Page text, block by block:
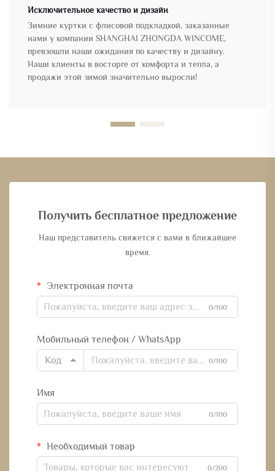
Исключительное качество и дизайн
Зимние куртки с флисовой подкладкой, заказанные
нами у компании SHANGHAI ZHONGDA WINCOME,
превзошли наши ожидания по качеству и дизайну.
Наши клиенты в восторге от комфорта и тепла, а
продажи этой зимой значительно выросли!
Получить бесплатное предложение
Наш представитель свяжется с вами в ближайшее
время.
Электронная почта
0/100
Мобильный телефон / WhatsApp
Код
0/100
Имя
0/100
Необходимый товар
0/200